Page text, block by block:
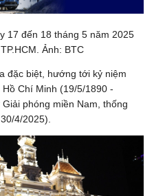
17 đến 18 tháng 5 năm 2025
Ảnh: BTC
đặc biệt, hướng tới kỷ niệm
Chí Minh (19/5/1890 -
phóng miền Nam, thống
4/2025).